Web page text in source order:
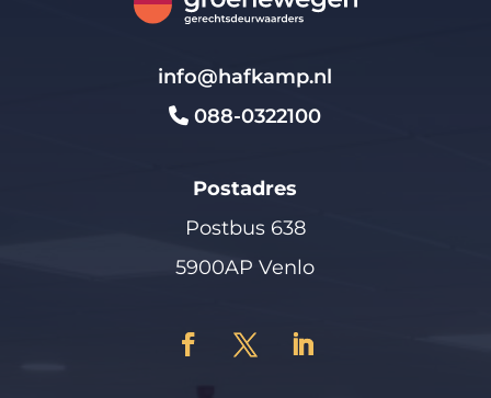
info@hafkamp.nl
088-0322100
Postadres
Postbus 638
5900AP Venlo